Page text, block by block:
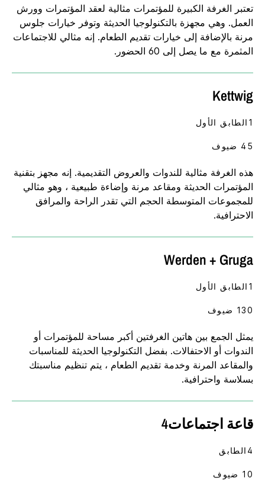
تعتبر الغرفة الكبيرة للمؤتمرات مثالية لعقد المؤتمرات وورش
العمل. وهي مجهزة بالتكنولوجيا الحديثة وتوفر خيارات جلوس
مرنة بالإضافة إلى خيارات تقديم الطعام. إنه مثالي للاجتماعات
المثمرة مع ما يصل إلى 60 الحضور.
Kettwig
هذه الغرفة مثالية للندوات والعروض التقديمية. إنه مجهز بتقنية
المؤتمرات الحديثة ومقاعد مرنة وإضاءة طبيعية ، وهو مثالي
للمجموعات المتوسطة الحجم التي تقدر الراحة والمرافق
الاحترافية.
1الطابق الأول
45 ضيوف
Werden + Gruga
يمثل الجمع بين هاتين الغرفتين أكبر مساحة للمؤتمرات أو
الندوات أو الاحتفالات. بفضل التكنولوجيا الحديثة للمناسبات
والمقاعد المرنة وخدمة تقديم الطعام ، يتم تنظيم مناسبتك
بسلاسة واحترافية.
1الطابق الأول
130 ضيوف
قاعة اجتماعات4
4الطابق
10 ضيوف